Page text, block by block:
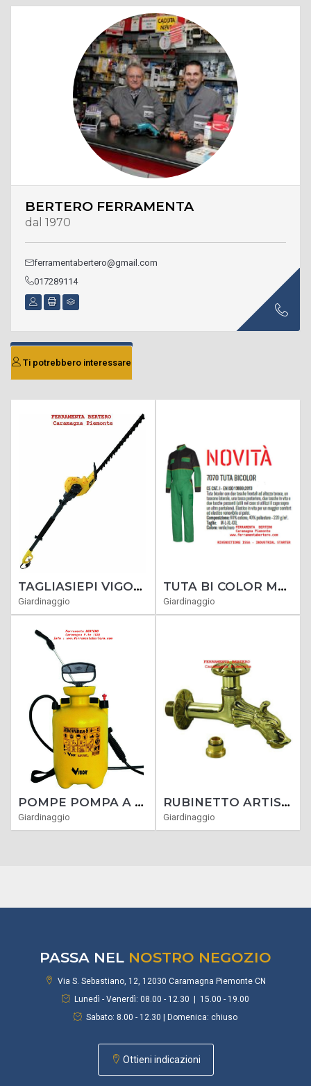
BERTERO FERRAMENTA
dal 1970
ferramentabertero@gmail.com
017289114
Ti potrebbero interessare
TAGLIASIEPI VIGOR VTP-450 TELESCOPICO WATT 450 ELETTRICO TAGLIO 410 MM
Giardinaggio
TUTA BI COLOR MECCANICO - AGRICOLTURA VERDE-NERO INDUSTRIAL STARTER -
Giardinaggio
POMPE POMPA A PRESSIONE VIGOR ORCHIDEA BY DAL DEGAN 5000 CC
Giardinaggio
RUBINETTO ARTISTICO FONTANE GIARDINO ORTO OTTONE TIPO A LEVA ROSONE ATT. 1/2"
Giardinaggio
PASSA NEL NOSTRO NEGOZIO
Via S. Sebastiano, 12, 12030 Caramagna Piemonte CN
Lunedì - Venerdì: 08.00 - 12.30 | 15.00 - 19.00
Sabato: 8.00 - 12.30 | Domenica: chiuso
Ottieni indicazioni